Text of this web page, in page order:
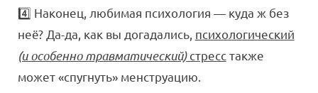
4️⃣ Наконец, любимая психология — куда ж без
неё? Да-да, как вы догадались, психологический
(и особенно травматический)стресстакже
может «спугнуть» менструацию.